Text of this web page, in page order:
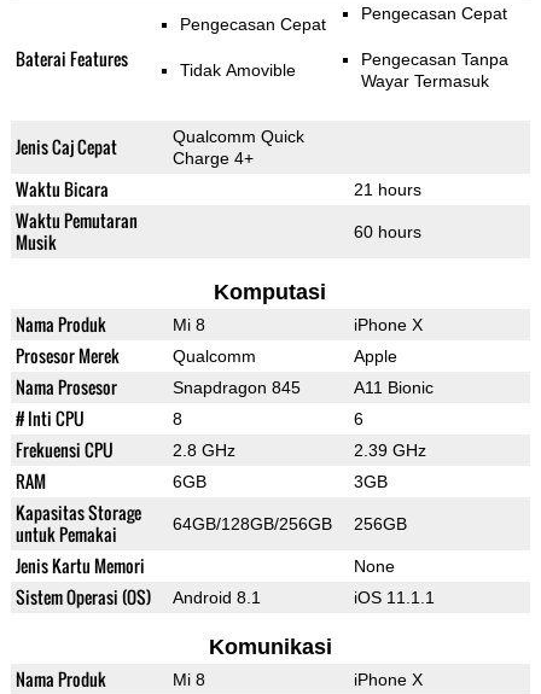
Baterai Features
Pengecasan Cepat
Tidak Amovible
Pengecasan Cepat
Pengecasan Tanpa
Wayar Termasuk
Jenis Caj Cepat
Qualcomm Quick
Charge 4+
Waktu Bicara 21 hours
Waktu Pemutaran
Musik
60 hours
Komputasi
Nama Produk Mi 8 iPhone X
Prosesor Merek Qualcomm Apple
Nama Prosesor Snapdragon 845 A11 Bionic
# Inti CPU 8 6
Frekuensi CPU 2.8 GHz 2.39 GHz
RAM 6GB 3GB
Kapasitas Storage
untuk Pemakai
64GB/128GB/256GB 256GB
Jenis Kartu Memori None
Sistem Operasi (OS) Android 8.1 iOS 11.1.1
Komunikasi
Nama Produk Mi 8 iPhone X